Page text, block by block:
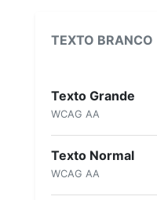
TEXTO BRANCO
Texto Grande
WCAG AA
Texto Normal
WCAG AA